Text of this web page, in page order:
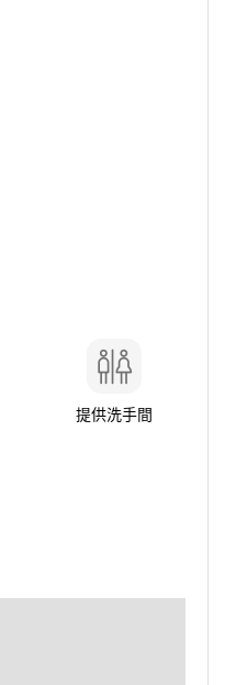
提供洗手間